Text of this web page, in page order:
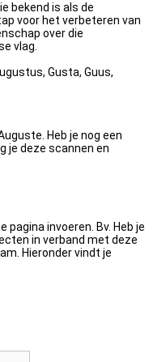
bekend is als de
voor het verbeteren van
over die
vlag.
Gusta, Guus,
Heb je nog een
je deze scannen en
invoeren. Bv. Heb je
in verband met deze
Hieronder vindt je